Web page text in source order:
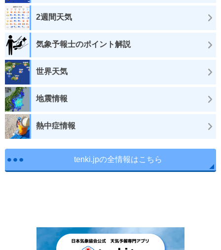
2週間天気
気象予報士のポイント解説
世界天気
地震情報
熱中症情報
tenki.jpの全情報はこちら